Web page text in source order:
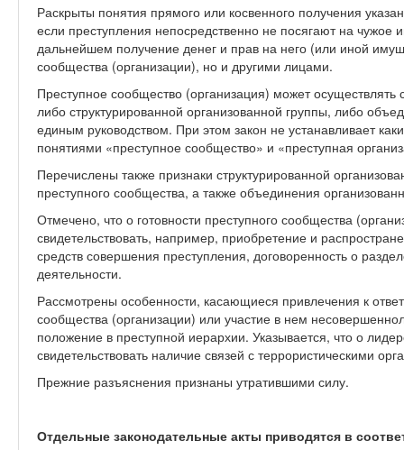
Раскрыты понятия прямого или косвенного получения
если преступления непосредственно не посягают на чужое
дальнейшем получение денег и прав на него (или иной
сообщества (организации), но и другими лицами.
Преступное сообщество (организация) может
либо структурированной организованной группы, либо
единым руководством. При этом закон не устанавливает
понятиями «преступное сообщество» и «преступная
Перечислены также признаки структурированной
преступного сообщества, а также объединения
Отмечено, что о готовности преступного сообщества
свидетельствовать, например, приобретение и
средств совершения преступления, договоренность о
деятельности.
Рассмотрены особенности, касающиеся привлечения к
сообщества (организации) или участие в нем
положение в преступной иерархии. Указывается, что о
свидетельствовать наличие связей с террористическими
Прежние разъяснения признаны утратившими силу.
Отдельные законодательные акты приводятся в